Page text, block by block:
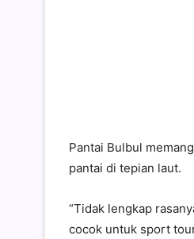
Pantai Bulbul
pantai di tepian laut.
“Tidak lengkap
cocok untuk sport